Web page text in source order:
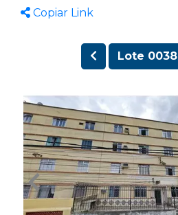
Copiar Link
Lote 0038